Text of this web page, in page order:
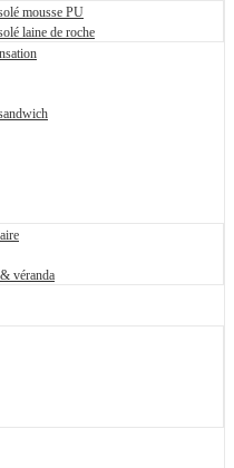
mousse PU
laine de roche
véranda